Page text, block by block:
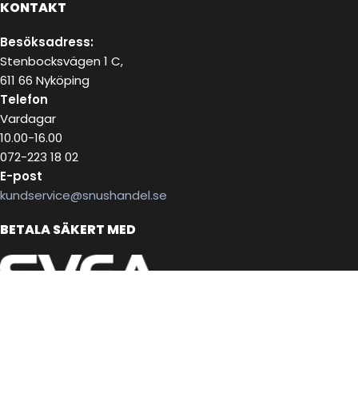
KONTAKT
Besöksadress:
Stenbocksvägen 1 C,
611 66 Nyköping
Telefon
Vardagar
10.00-16.00
072-223 18 02
E-post
kundservice@snushandel.se
BETALA SÄKERT MED